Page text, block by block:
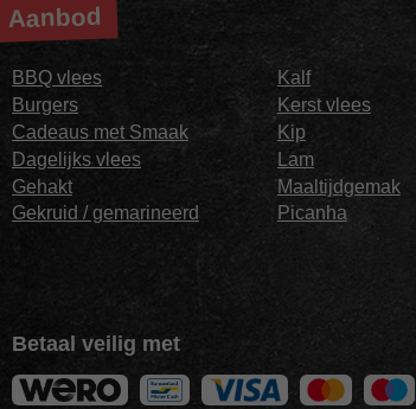
Aanbod
BBQ vlees
Burgers
Cadeaus met Smaak
Dagelijks vlees
Gehakt
Gekruid / gemarineerd
Kalf
Kerst vlees
Kip
Lam
Maaltijdgemak
Picanha
Betaal veilig met